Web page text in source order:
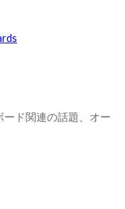
ド関連の話題、オー